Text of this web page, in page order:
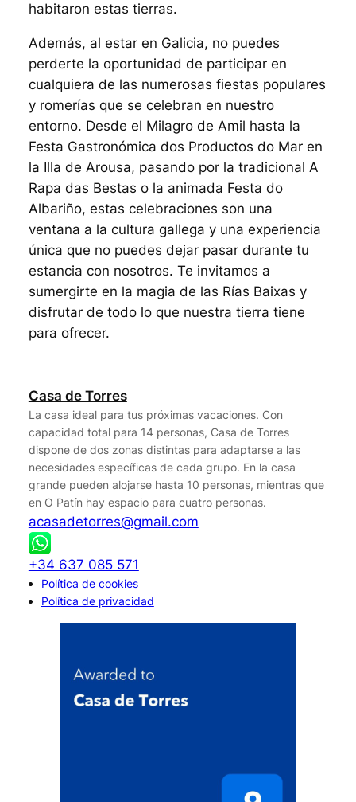
habitaron estas tierras.
Además, al estar en Galicia, no puedes
perderte la oportunidad de participar en
cualquiera de las numerosas fiestas populares
y romerías que se celebran en nuestro
entorno. Desde el Milagro de Amil hasta la
Festa Gastronómica dos Productos do Mar en
la Illa de Arousa, pasando por la tradicional A
Rapa das Bestas o la animada Festa do
Albariño, estas celebraciones son una
ventana a la cultura gallega y una experiencia
única que no puedes dejar pasar durante tu
estancia con nosotros. Te invitamos a
sumergirte en la magia de las Rías Baixas y
disfrutar de todo lo que nuestra tierra tiene
para ofrecer.
Casa de Torres
La casa ideal para tus próximas vacaciones. Con
capacidad total para 14 personas, Casa de Torres
dispone de dos zonas distintas para adaptarse a las
necesidades específicas de cada grupo. En la casa
grande pueden alojarse hasta 10 personas, mientras que
en O Patín hay espacio para cuatro personas.
acasadetorres@gmail.com
+34 637 085 571
Política de cookies
Política de privacidad